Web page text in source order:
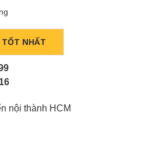
TỐT NHẤT
nội thành HCM